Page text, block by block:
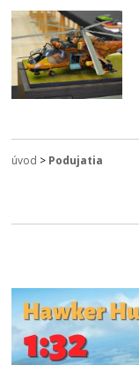
úvod > Podujatia